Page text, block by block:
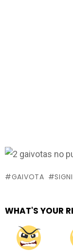
GAIVOTA
WHAT'S YOUR